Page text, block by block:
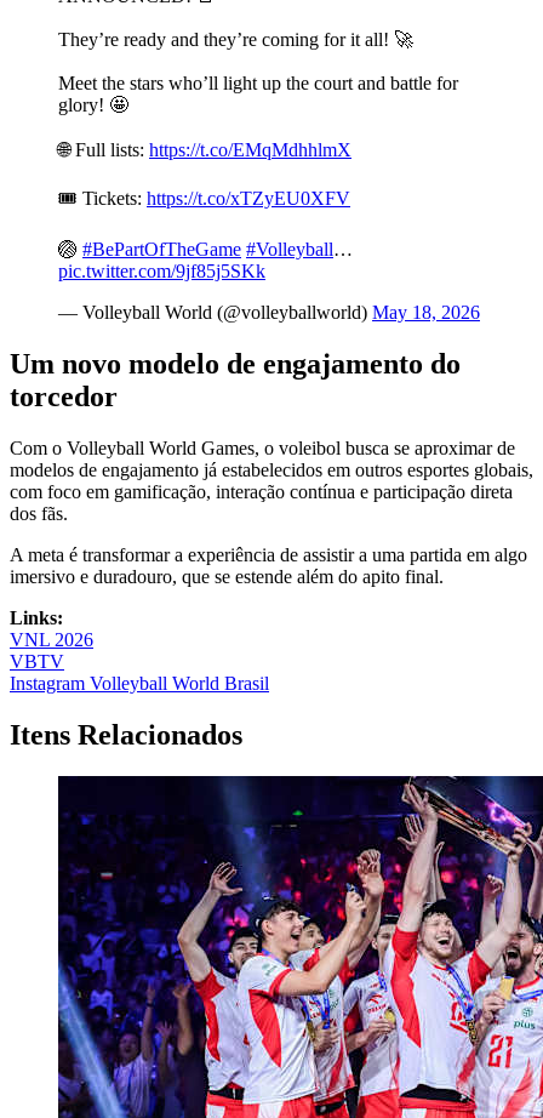
They’re ready and they’re coming for it all! 🚀
Meet the stars who’ll light up the court and battle for
glory! 🤩
🌐 Full lists: https://t.co/EMqMdhhlmX
🎟 Tickets: https://t.co/xTZyEU0XFV
🏐 #BePartOfTheGame #Volleyball…
pic.twitter.com/9jf85j5SKk
— Volleyball World (@volleyballworld) May 18, 2026
Um novo modelo de engajamento do
torcedor
Com o Volleyball World Games, o voleibol busca se aproximar de
modelos de engajamento já estabelecidos em outros esportes globais,
com foco em gamificação, interação contínua e participação direta
dos fãs.
A meta é transformar a experiência de assistir a uma partida em algo
imersivo e duradouro, que se estende além do apito final.
Links:
VNL 2026
VBTV
Instagram Volleyball World Brasil
Itens Relacionados